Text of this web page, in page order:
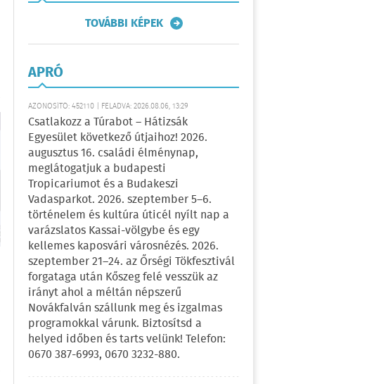
TOVÁBBI KÉPEK
APRÓ
AZONOSÍTÓ: 452110 | FELADVA: 2026.08.06, 13:29
Csatlakozz a Túrabot – Hátizsák
Egyesület következő útjaihoz! 2026.
augusztus 16. családi élménynap,
meglátogatjuk a budapesti
Tropicariumot és a Budakeszi
Vadasparkot. 2026. szeptember 5–6.
történelem és kultúra úticél nyílt nap a
varázslatos Kassai-völgybe és egy
kellemes kaposvári városnézés. 2026.
szeptember 21–24. az Őrségi Tökfesztivál
forgataga után Kőszeg felé vesszük az
irányt ahol a méltán népszerű
Novákfalván szállunk meg és izgalmas
programokkal várunk. Biztosítsd a
helyed időben és tarts velünk! Telefon:
0670 387-6993, 0670 3232-880.